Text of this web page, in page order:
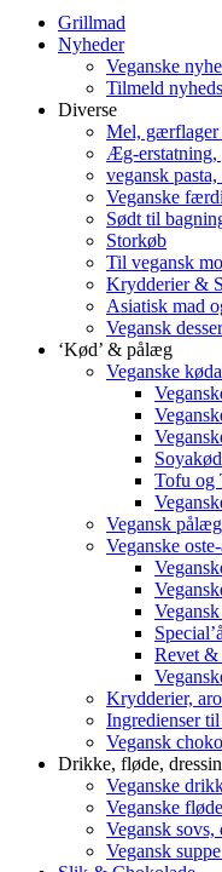
Grillmad
Nyheder
Veganske
Tilmeld
Diverse
Mel, gærflager
Æg-erstatning,
vegansk
Veganske
Sødt til
Storkøb
Til vegansk
Krydderier &
Asiatisk mad
Vegansk
‘Kød’ & pålæg
Veganske
Tofu og
Vegansk pålæg
Veganske
Revet &
Krydderier,
Ingredienser
Vegansk
Drikke, fløde,
Veganske
Veganske
Vegansk sovs,
Vegansk